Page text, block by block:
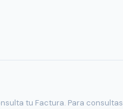
tu Factura. Para consultas